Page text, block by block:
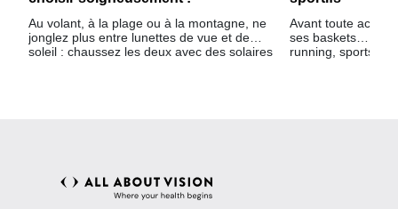
Au volant, à la plage ou à la montagne, ne
jonglez plus entre lunettes de vue et de
soleil : chaussez les deux avec des solaires
Avant toute
ses baskets… et
running, sports